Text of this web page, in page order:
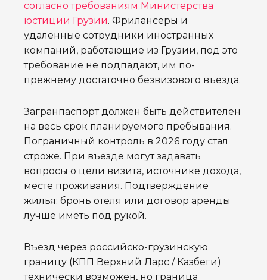
согласно требованиям Министерства
юстиции Грузии. Фрилансеры и
удалённые сотрудники иностранных
компаний, работающие из Грузии, под это
требование не подпадают, им по-
прежнему достаточно безвизового въезда.
Загранпаспорт должен быть действителен
на весь срок планируемого пребывания.
Пограничный контроль в 2026 году стал
строже. При въезде могут задавать
вопросы о цели визита, источнике дохода,
месте проживания. Подтверждение
жилья: бронь отеля или договор аренды
лучше иметь под рукой.
Въезд через российско-грузинскую
границу (КПП Верхний Ларс / Казбеги)
технически возможен, но граница